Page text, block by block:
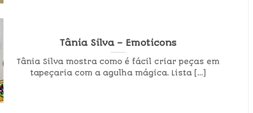
Tânia Silva – Emoticons
Tânia Silva mostra como é fácil criar peças em
tapeçaria com a agulha mágica. Lista [...]